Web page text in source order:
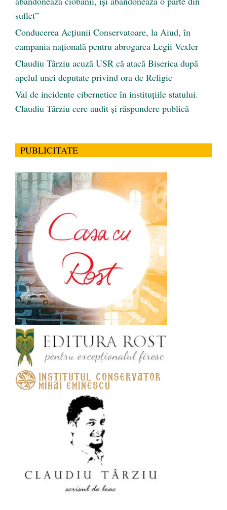
suflet”
Conducerea Acțiunii Conservatoare, la Aiud, în
campania națională pentru abrogarea Legii Vexler
Claudiu Târziu acuză USR că atacă Biserica după
apelul unei deputate privind ora de Religie
Val de incidente cibernetice în instituțiile statului.
Claudiu Târziu cere audit și răspundere publică
PUBLICITATE